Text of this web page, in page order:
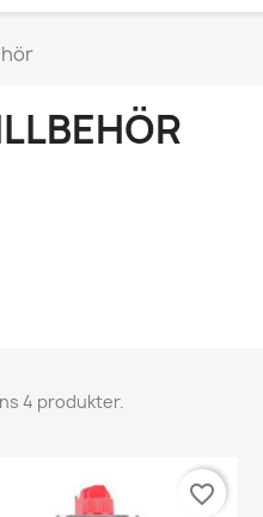
4 produkter.
favorite_border